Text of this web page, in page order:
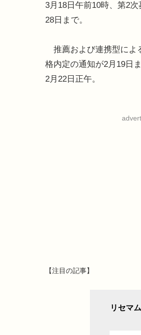
3月18日午前10時、第2
28日まで。
推薦および連携型によ
格内定の通知が2月19日
2月22日正午。
【注目の記事】
リセマ